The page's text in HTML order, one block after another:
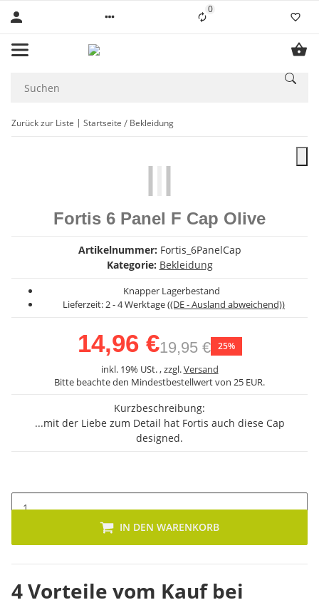
0Liste ist leer
Zurück zur Liste Startseite Bekleidung
Fortis 6 Panel F Cap Olive
Artikelnummer: Fortis_6PanelCap
Kategorie: Bekleidung
Knapper Lagerbestand
Lieferzeit:2 - 4 Werktage((DE - Ausland abweichend))
14,96 €19,95 € 25%
inkl. 19% USt. , zzgl.Versand
Bitte beachte den Mindestbestellwert von 25 EUR.
Kurzbeschreibung:
...mit der Liebe zum Detail hat Fortis auch diese Cap
designed.
IN DEN WARENKORB
4 Vorteile vom Kauf bei